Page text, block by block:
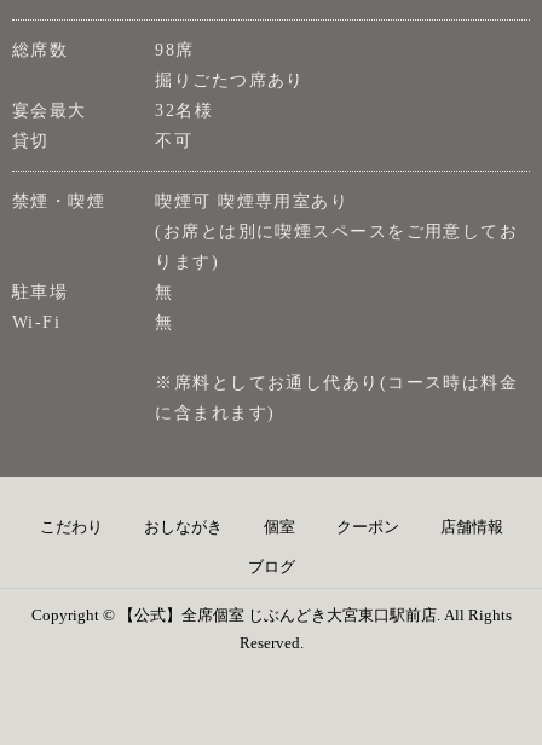
総席数
98席
掘りごたつ席あり
宴会最大
32名様
貸切
不可
禁煙・喫煙
喫煙可 喫煙専用室あり
(お席とは別に喫煙スペースをご用意してお
ります)
駐車場
無
Wi-Fi
無
※席料としてお通し代あり(コース時は料金
に含まれます)
こだわり おしながき 個室 クーポン 店舗情報
ブログ
Copyright © 【公式】全席個室 じぶんどき大宮東口駅前店. All Rights
Reserved.